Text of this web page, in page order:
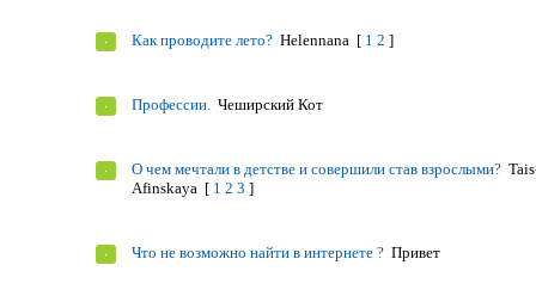
Как проводите лето? Helennana [ 1 2 ]
Профессии. Чеширский Кот
О чем мечтали в детстве и совершили став взрослыми?
Afinskaya [ 1 2 3 ]
Что не возможно найти в интернете ? Привет